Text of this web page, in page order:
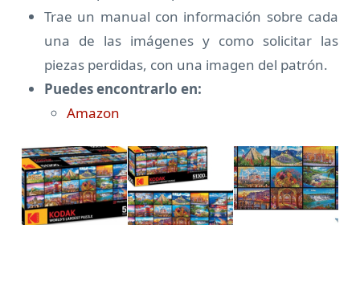
Trae un manual con información sobre cada
una de las imágenes y como solicitar las
piezas perdidas, con una imagen del patrón.
Puedes encontrarlo en:
Amazon